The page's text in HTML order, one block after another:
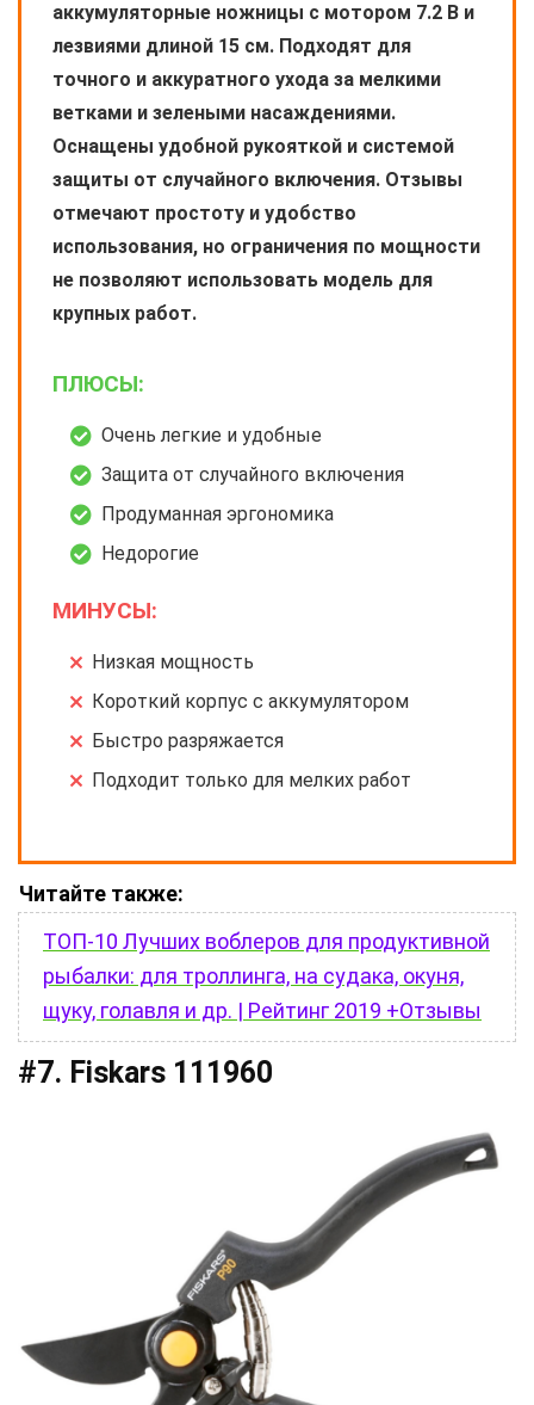
аккумуляторные ножницы с мотором 7.2 В и
лезвиями длиной 15 см. Подходят для
точного и аккуратного ухода за мелкими
ветками и зелеными насаждениями.
Оснащены удобной рукояткой и системой
защиты от случайного включения. Отзывы
отмечают простоту и удобство
использования, но ограничения по мощности
не позволяют использовать модель для
крупных работ.
ПЛЮСЫ:
Очень легкие и удобные
Защита от случайного включения
Продуманная эргономика
Недорогие
МИНУСЫ:
Низкая мощность
Короткий корпус с аккумулятором
Быстро разряжается
Подходит только для мелких работ
Читайте также:
ТОП-10 Лучших воблеров для продуктивной
рыбалки: для троллинга, на судака, окуня,
щуку, голавля и др. | Рейтинг 2019 +Отзывы
#7. Fiskars 111960